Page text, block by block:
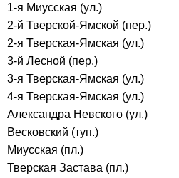
1-я Миусская (ул.)
2-й Тверской-Ямской (пер.)
2-я Тверская-Ямская (ул.)
3-й Лесной (пер.)
3-я Тверская-Ямская (ул.)
4-я Тверская-Ямская (ул.)
Александра Невского (ул.)
Весковский (туп.)
Миусская (пл.)
Тверская Застава (пл.)